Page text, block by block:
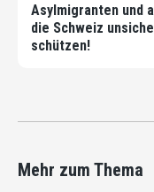
Asylmigranten und
die Schweiz
schützen!
Mehr zum Thema